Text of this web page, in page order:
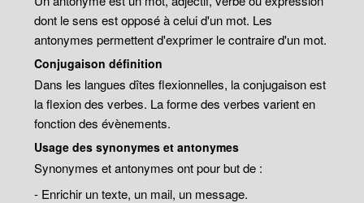
dont le sens est opposé à celui d'un mot. Les
antonymes permettent d'exprimer le contraire d'un mot.
Conjugaison définition
Dans les langues dîtes flexionnelles, la conjugaison est
la flexion des verbes. La forme des verbes varient en
fonction des évènements.
Usage des synonymes et antonymes
Synonymes et antonymes ont pour but de :
- Enrichir un texte, un mail, un message.